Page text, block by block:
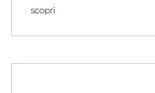
scopri